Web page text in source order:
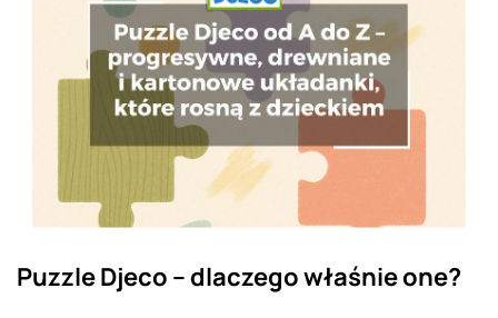
Puzzle Djeco – dlaczego właśnie one?